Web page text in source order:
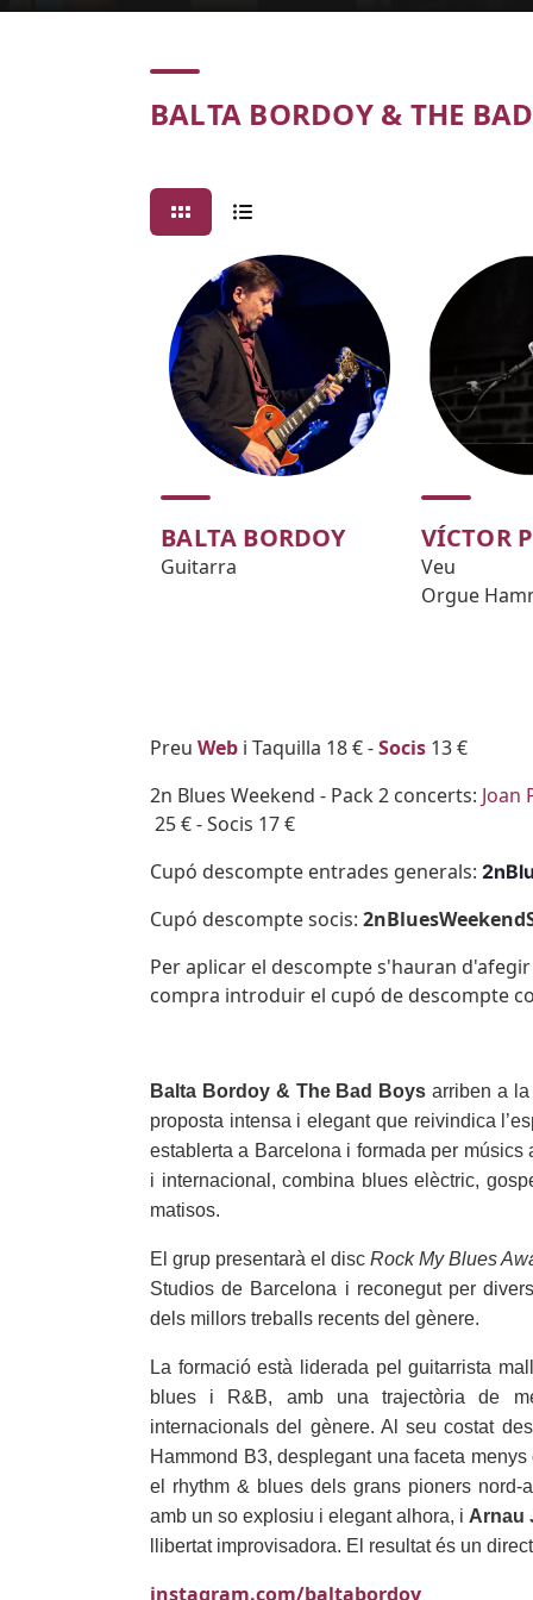
Concert
BALTA BORDOY & THE
BALTA BORDOY
Guitarra
VÍCTOR
Veu
Orgue
Body
Preu Web i Taquilla 18 € -Socis 13 €
2n Blues Weekend - Pack 2 concerts: Joan
25 € - Socis 17 €
Cupó descompte entrades generals:
Cupó descompte socis:
Per aplicar el descompte s'hauran
compra introduir el cupó de descompte
Balta Bordoy & The Bad Boys arriben a
proposta intensa i elegant que reivindica
establerta a Barcelona i formada per músics
i internacional, combina blues elèctric,
matisos.
El grup presentarà el disc Rock My Blues
Studios de Barcelona i reconegut per
dels millors treballs recents del gènere.
La formació està liderada pel guitarrista
blues i R&B, amb una trajectòria de
internacionals del gènere. Al seu costat
Hammond B3, desplegant una faceta
el rhythm & blues dels grans pioners nord-
amb un so explosiu i elegant alhora, i Arnau
llibertat improvisadora. El resultat és un
instagram.com/baltabordoy